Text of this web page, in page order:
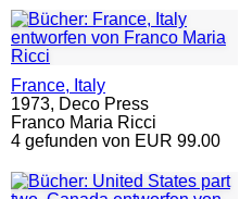
France, Italy
1973, Deco Press
Franco Maria Ricci
4 gefunden von EUR 99.00